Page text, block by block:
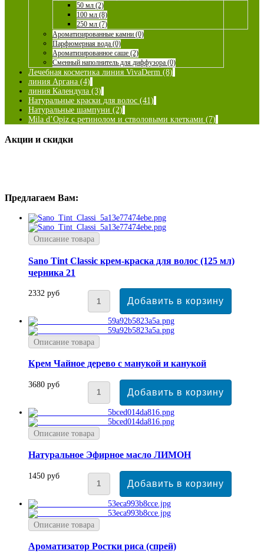
50 мл (2)
100 мл (8)
250 мл (7)
Ароматизированные камни (0)
Парфюмерная вода (0)
Ароматизированное саше (2)
Сменный наполнитель для диффузора (0)
Лечебная косметика линия VivaDerm (8)
линия Аргана (4)
линия Календула (3)
Натуральные краски для волос (41)
Натуральные шампуни (2)
Mila d’Opiz с ретинолом и стволовыми клетками (7)
Акции и скидки
Предлагаем Вам:
Описание товара
Sano Tint Classic крем-краска для волос (125 мл)
черника 21
2332 руб
Описание товара
Крем Чайное дерево с манукой и канукой
3680 руб
Описание товара
Натуральное Эфирное масло ЛИМОН
1450 руб
Описание товара
Ароматизатор Ростки риса (спрей)